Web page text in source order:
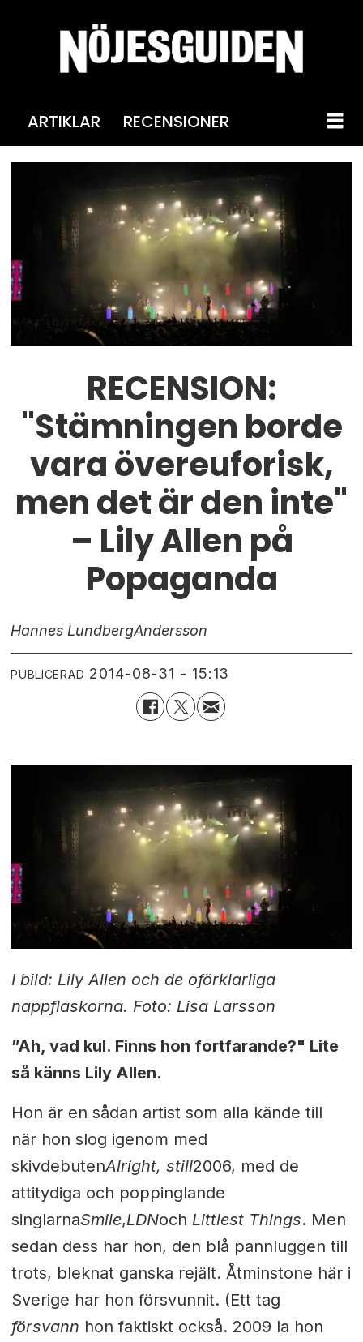
ARTIKLAR RECENSIONER
RECENSION:
"Stämningen borde
vara övereuforisk,
men det är den inte"
– Lily Allen på
Popaganda
Hannes LundbergAndersson
PUBLICERAD 2014-08-31 - 15:13
I bild: Lily Allen och de oförklarliga
nappflaskorna. Foto: Lisa Larsson
”Ah, vad kul. Finns hon fortfarande?" Lite
så känns Lily Allen.
Hon är en sådan artist som alla kände till
när hon slog igenom med
skivdebutenAlright, still2006, med de
attitydiga och poppinglande
singlarnaSmile,LDNoch Littlest Things. Men
sedan dess har hon, den blå pannluggen till
trots, bleknat ganska rejält. Åtminstone här i
Sverige har hon försvunnit. (Ett tag
försvann hon faktiskt också. 2009 la hon